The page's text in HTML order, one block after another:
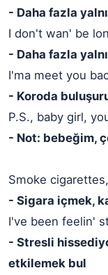
- Daha fazla
I don't wan' be
- Daha fazla
I'ma meet you
- Koroda
P.S., baby girl,
- Not: bebeğim,
Smoke
- Sigara içmek,
I've been feelin'
- Stresli
etkilemek bul